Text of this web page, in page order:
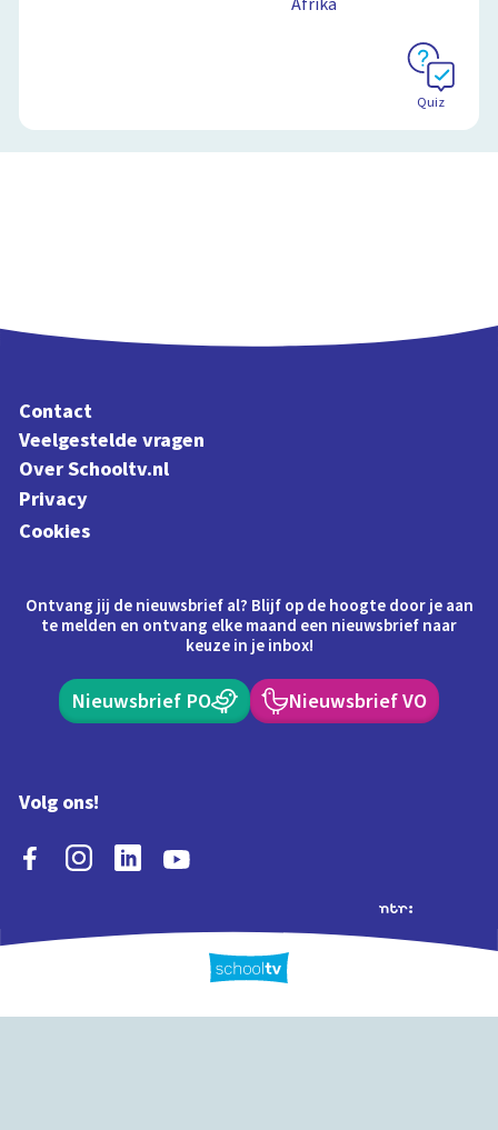
Quiz
Contact
Veelgestelde vragen
Over Schooltv.nl
Privacy
Cookies
Ontvang jij de nieuwsbrief al? Blijf op de hoogte door je aan
te melden en ontvang elke maand een nieuwsbrief naar
keuze in je inbox!
Nieuwsbrief PO Nieuwsbrief VO
Volg ons!